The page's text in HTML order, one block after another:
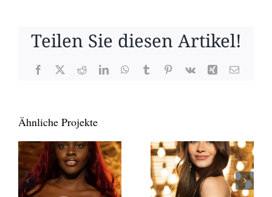
Teilen Sie diesen Artikel!
Facebook
X RedditLinkedInWhatsApp
TumblrPinterest
Vk Xing E-
Ähnliche Projekte